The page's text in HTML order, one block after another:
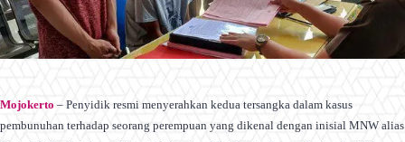
Mojokerto – Penyidik resmi menyerahkan kedua tersangka dalam kasus
pembunuhan terhadap seorang perempuan yang dikenal dengan inisial MNW alias